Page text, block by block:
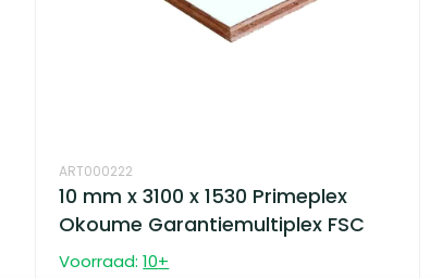
ART000222
10 mm x 3100 x 1530 Primeplex
Okoume Garantiemultiplex FSC
Voorraad: 10+